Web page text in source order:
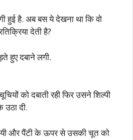
हुई है. अब बस ये देखना था कि वो
देती है?
हुए दबाने लगी.
को दबाती रही फिर उसने शिल्पी
उठा दी.
और पैंटी के ऊपर से उसकी चूत को